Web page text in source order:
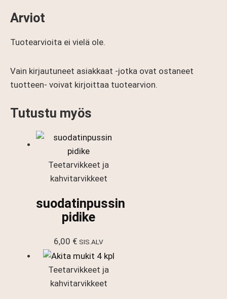
Arviot
Tuotearvioita ei vielä ole.
Vain kirjautuneet asiakkaat -jotka ovat ostaneet
tuotteen- voivat kirjoittaa tuotearvion.
Tutustu myös
Teetarvikkeet ja
kahvitarvikkeet
suodatinpussin
pidike
6,00 € SIS.ALV
Teetarvikkeet ja
kahvitarvikkeet